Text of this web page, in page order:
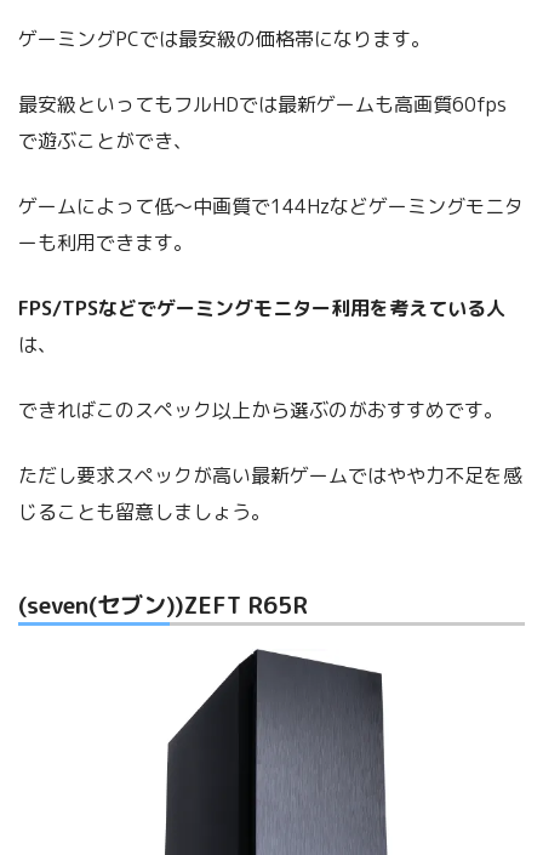
ゲーミングPCでは最安級の価格帯になります。
最安級といってもフルHDでは最新ゲームも高画質60fps
で遊ぶことができ、
ゲームによって低～中画質で144Hzなどゲーミングモニタ
ーも利用できます。
FPS/TPSなどでゲーミングモニター利用を考えている人
は、
できればこのスペック以上から選ぶのがおすすめです。
ただし要求スペックが高い最新ゲームではやや力不足を感
じることも留意しましょう。
(seven(セブン))ZEFT R65R